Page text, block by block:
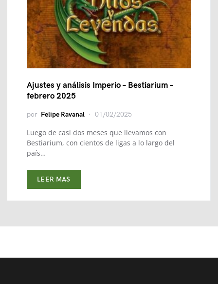
Ajustes y análisis Imperio – Bestiarium –
febrero 2025
por Felipe Ravanal 01/02/2025
Luego de casi dos meses que llevamos con
Bestiarium, con cientos de ligas a lo largo del
país…
LEER MAS